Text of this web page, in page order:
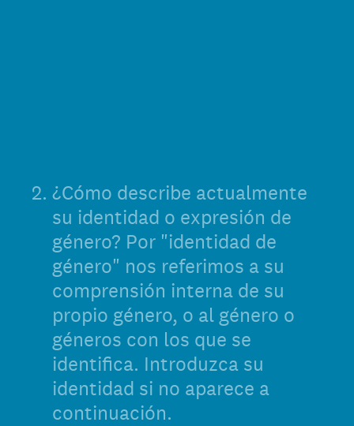
2. ¿Cómo describe actualmente
su identidad o expresión de
género? Por "identidad de
género" nos referimos a su
comprensión interna de su
propio género, o al género o
géneros con los que se
identifica. Introduzca su
identidad si no aparece a
continuación.